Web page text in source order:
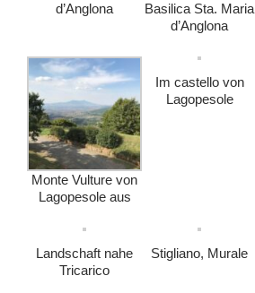
d’Anglona
Basilica Sta. Maria
d’Anglona
Monte Vulture von
Lagopesole aus
Im castello von
Lagopesole
Landschaft nahe
Tricarico
Stigliano, Murale